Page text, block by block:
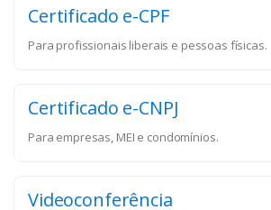
Certificado e-CPF
Para profissionais liberais e pessoas físicas.
Certificado e-CNPJ
Para empresas, MEI e condomínios.
Videoconferência